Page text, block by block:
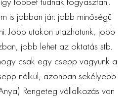
is jobban jár: jobb minőségű
Jobb utakon utazhatunk, jobb
jobb lehet az oktatás stb.
csak egy csepp vagyunk a
nélkül, azonban sekélyebb
Rengeteg vállalkozás van